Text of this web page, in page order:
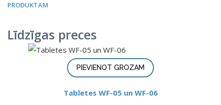
PRODUKTAM
Līdzīgas preces
PIEVIENOT GROZAM
Tabletes WF-05 un WF-06